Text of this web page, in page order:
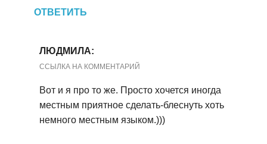
ОТВЕТИТЬ
ЛЮДМИЛА:
ССЫЛКА НА КОММЕНТАРИЙ
Вот и я про то же. Просто хочется иногда
местным приятное сделать-блеснуть хоть
немного местным языком.)))